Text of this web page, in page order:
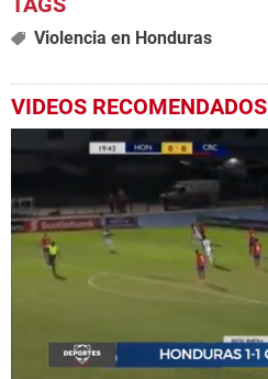
Violencia en Honduras
VIDEOS RECOMENDADOS